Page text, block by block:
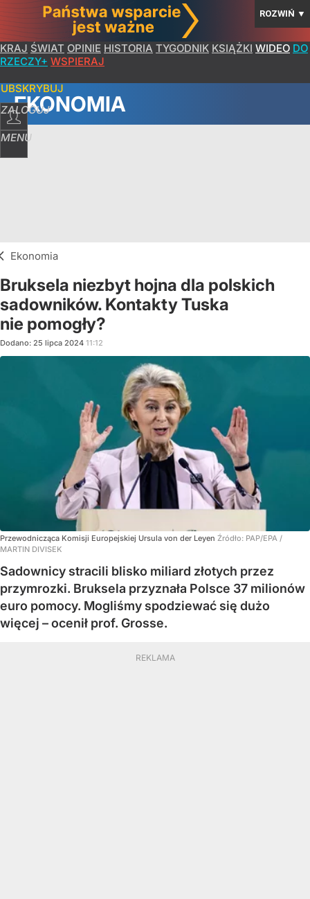
ROZWIŃ ▼
KRAJ ŚWIAT OPINIE HISTORIA TYGODNIK KSIĄŻKI WIDEO DO
RZECZY+ WSPIERAJ
ZALOGUJ
MENU
EKONOMIA
Ekonomia
Bruksela niezbyt hojna dla polskich
sadowników. Kontakty Tuska
nie pomogły?
Dodano: 25 lipca 2024 11:12
Przewodnicząca Komisji Europejskiej Ursula von der Leyen Źródło: PAP/EPA /
MARTIN DIVISEK
Sadownicy stracili blisko miliard złotych przez
przymrozki. Bruksela przyznała Polsce 37 milionów
euro pomocy. Mogliśmy spodziewać się dużo
więcej – ocenił prof. Grosse.